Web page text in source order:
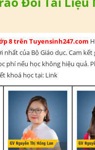
8 trên Tuyensinh247.com
nhất của Bộ Giáo dục. Cam
phí nếu học không hiệu quả.
khoá học tại: Link